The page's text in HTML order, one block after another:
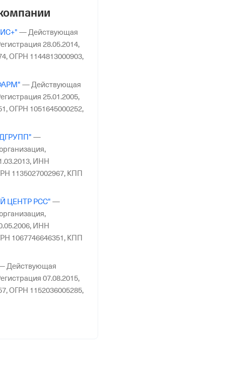
— Действующая
28.05.2014,
ОГРН 1144813000903,
— Действующая
25.01.2005,
ОГРН 1051645000252,
—
ИНН
1135027002967, КПП
ЦЕНТР РСС" —
ИНН
1067746646351, КПП
Действующая
07.08.2015,
ОГРН 1152036005285,